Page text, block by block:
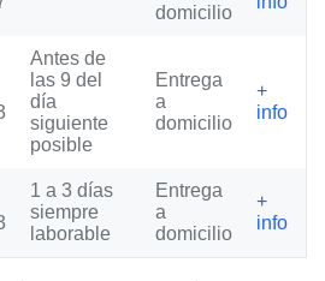
domicilio
Antes de
las 9 del
día
siguiente
posible
Entrega
a
domicilio
+
info
1 a 3 días
siempre
laborable
Entrega
a
domicilio
+
info